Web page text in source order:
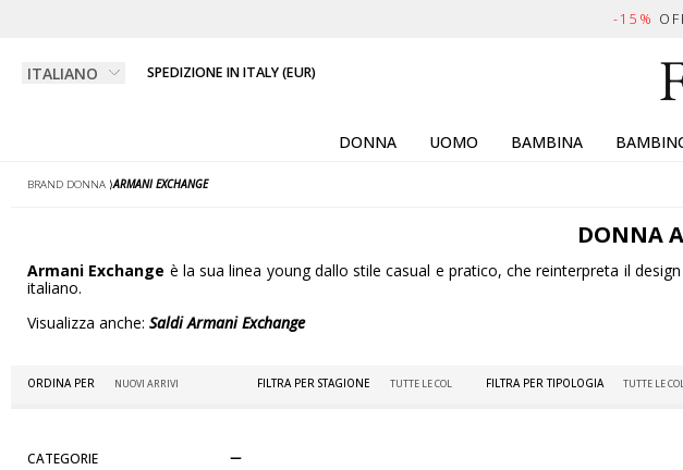
-15%
SPEDIZIONE IN ITALY (EUR)
DONNA UOMO BAMBINA
BRAND DONNA ⟩ARMANI EXCHANGE
DONNA
Armani Exchange è la sua linea young dallo stile casual e pratico, che reinterpreta il
italiano.
Visualizza anche: Saldi Armani Exchange
ORDINA PER FILTRA PER STAGIONE FILTRA PER TIPOLOGIA
CATEGORIE